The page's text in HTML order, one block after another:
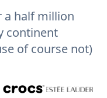
a half million
continent
of course not)